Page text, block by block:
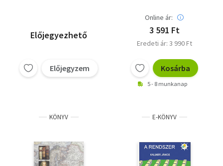
Előjegyezhető
Előjegyzem
Online ár:
3 591 Ft
Eredeti ár: 3 990 Ft
Kosárba
5 - 8 munkanap
KÖNYV E-KÖNYV